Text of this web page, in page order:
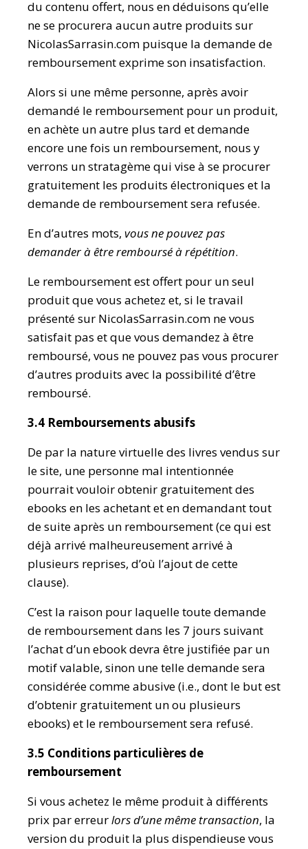
du contenu offert, nous en déduisons qu’elle
ne se procurera aucun autre produits sur
NicolasSarrasin.com puisque la demande de
remboursement exprime son insatisfaction.
Alors si une même personne, après avoir
demandé le remboursement pour un produit,
en achète un autre plus tard et demande
encore une fois un remboursement, nous y
verrons un stratagème qui vise à se procurer
gratuitement les produits électroniques et la
demande de remboursement sera refusée.
En d’autres mots, vous ne pouvez pas
demander à être remboursé à répétition.
Le remboursement est offert pour un seul
produit que vous achetez et, si le travail
présenté sur NicolasSarrasin.com ne vous
satisfait pas et que vous demandez à être
remboursé, vous ne pouvez pas vous procurer
d’autres produits avec la possibilité d’être
remboursé.
3.4 Remboursements abusifs
De par la nature virtuelle des livres vendus sur
le site, une personne mal intentionnée
pourrait vouloir obtenir gratuitement des
ebooks en les achetant et en demandant tout
de suite après un remboursement (ce qui est
déjà arrivé malheureusement arrivé à
plusieurs reprises, d’où l’ajout de cette
clause).
C’est la raison pour laquelle toute demande
de remboursement dans les 7 jours suivant
l’achat d’un ebook devra être justifiée par un
motif valable, sinon une telle demande sera
considérée comme abusive (i.e., dont le but est
d’obtenir gratuitement un ou plusieurs
ebooks) et le remboursement sera refusé.
3.5 Conditions particulières de
remboursement
Si vous achetez le même produit à différents
prix par erreurlors d’une même transaction, la
version du produit la plus dispendieuse vous